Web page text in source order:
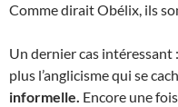
Comme dirait Obélix, ils
Un dernier cas intéressant :
plus l’anglicisme qui se
informelle. Encore une